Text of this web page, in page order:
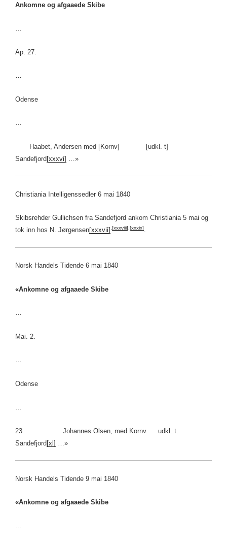
Ankomne og afgaaede Skibe
…
Ap. 27.
…
Odense
…
Haabet, Andersen med [Kornv] [udkl. t]
Sandefjord[xxxvi] …»
Christiania Intelligenssedler 6 mai 1840
Skibsrehder Gullichsen fra Sandefjord ankom Christiania 5 mai og
tok inn hos N. Jørgensen[xxxvii] [xxxviii] [xxxix].
Norsk Handels Tidende 6 mai 1840
«Ankomne og afgaaede Skibe
…
Mai. 2.
…
Odense
…
23 Johannes Olsen, med Kornv. udkl. t.
Sandefjord[xl] …»
Norsk Handels Tidende 9 mai 1840
«Ankomne og afgaaede Skibe